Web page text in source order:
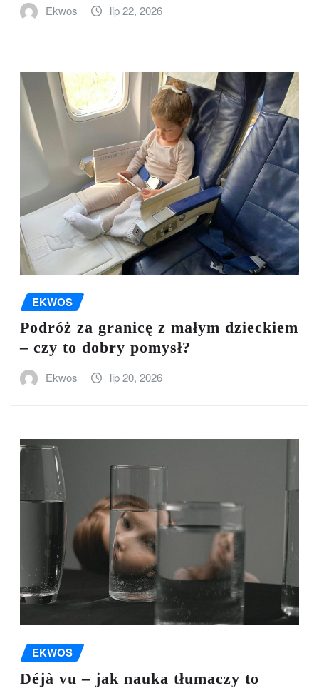
Ekwos lip 22, 2026
EKWOS
Podróż za granicę z małym dzieckiem
– czy to dobry pomysł?
Ekwos lip 20, 2026
EKWOS
Déjà vu – jak nauka tłumaczy to